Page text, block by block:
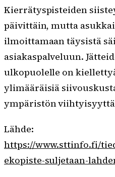
Kierrätyspisteiden
päivittäin, mutta
ilmoittamaan täysistä
asiakaspalveluun.
ulkopuolelle on
ylimääräisiä
ympäristön
Lähde:
https://www.sttinfo.fi/
ekopiste-suljetaan-